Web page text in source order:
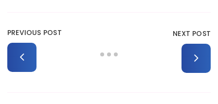
PREVIOUS POST NEXT POST